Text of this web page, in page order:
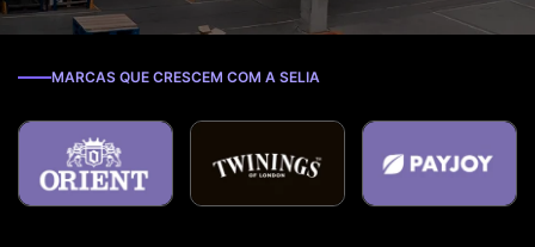
MARCAS QUE CRESCEM COM A SELIA